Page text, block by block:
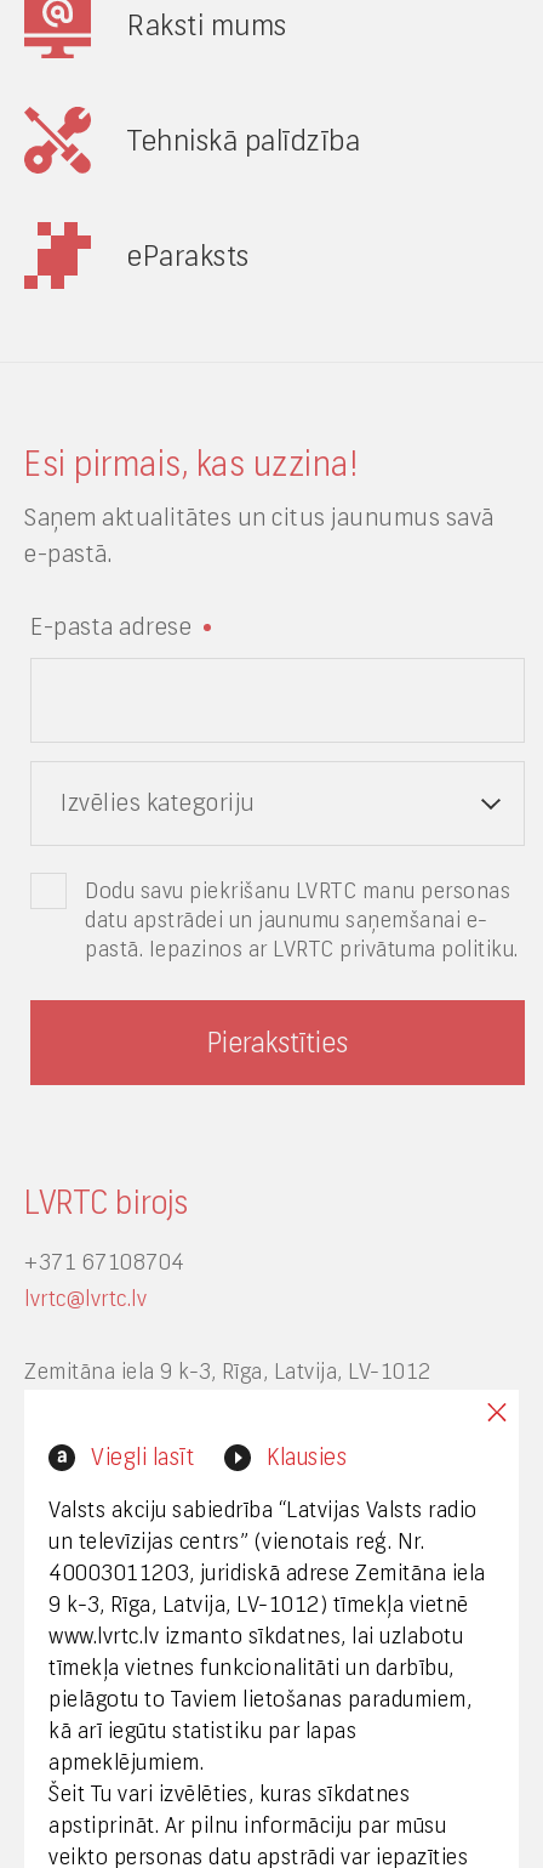
Viegli lasīt Klausies
Valsts akciju sabiedrība “Latvijas Valsts radio
un televīzijas centrs” (vienotais reģ. Nr.
40003011203, juridiskā adrese Zemitāna iela
9 k-3, Rīga, Latvija, LV-1012) tīmekļa vietnē
www.lvrtc.lv izmanto sīkdatnes, lai uzlabotu
tīmekļa vietnes funkcionalitāti un darbību,
pielāgotu to Taviem lietošanas paradumiem,
kā arī iegūtu statistiku par lapas
apmeklējumiem.
Šeit Tu vari izvēlēties, kuras sīkdatnes
apstiprināt. Ar pilnu informāciju par mūsu
veikto personas datu apstrādi var iepazīties
Raksti mums
Tehniskā palīdzība
eParaksts
Esi pirmais, kas uzzina!
Saņem aktualitātes un citus jaunumus savā
e-pastā.
E-pasta adrese
Izvēlies kategoriju
Dodu savu piekrišanu LVRTC manu personas
datu apstrādei un jaunumu saņemšanai e-
pastā. Iepazinos ar LVRTC privātuma politiku.
LVRTC birojs
+371 67108704
lvrtc@lvrtc.lv
Zemitāna iela 9 k-3, Rīga, Latvija, LV-1012
Interneta vietnes www.lvrtc.lv administrators:
Klientu apkalpošana
+371 67108787
Medijiem
+371 29665001
vineta.sprugaine@lvrtc.lv